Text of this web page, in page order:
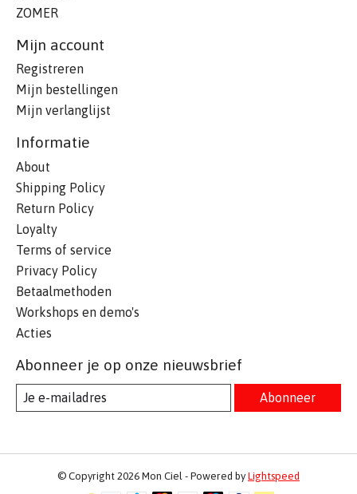
ZOMER
Mijn account
Registreren
Mijn bestellingen
Mijn verlanglijst
Informatie
About
Shipping Policy
Return Policy
Loyalty
Terms of service
Privacy Policy
Betaalmethoden
Workshops en demo's
Acties
Abonneer je op onze nieuwsbrief
Abonneer
© Copyright 2026 Mon Ciel - Powered by Lightspeed